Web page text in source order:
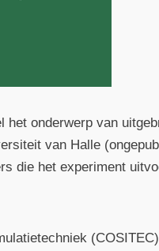
het onderwerp van
van Halle
die het experiment